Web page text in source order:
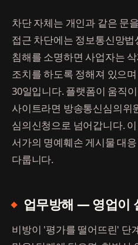
차단 자체는 개인과 같은 문
접근 차단에는 정보통신망
침해를 소명하면 사업자는
조치를 하도록 정해져 있으
30일입니다. 플랫폼이 움직
사이트라면 방송통신심의위
심의신청으로 넘어갑니다.
서가의 명예훼손 게시물 대
다룹니다.
업무방해 — 영업이
비방이 '평가를 떨어뜨린' 단